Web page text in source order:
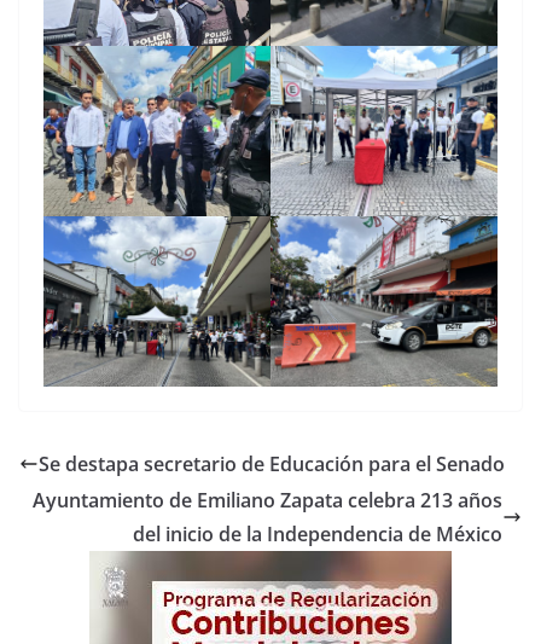
Se destapa secretario de Educación para el Senado
Ayuntamiento de Emiliano Zapata celebra 213 años
del inicio de la Independencia de México